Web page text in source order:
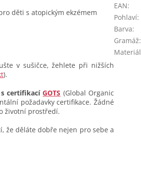
děti s atopickým ekzémem
v sušičce, žehlete při nižších
).
s certifikacíGOTS (Global Organic
požadavky certifikace. Žádné
životní prostředí.
že děláte dobře nejen pro sebe a
EAN:
Pohlaví:
Barva:
Gramáž:
Materiál